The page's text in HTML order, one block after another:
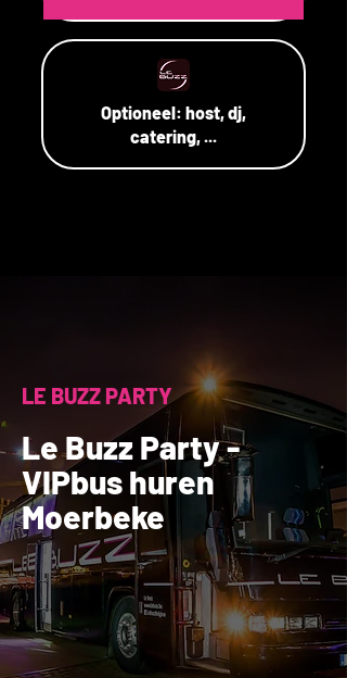
Optioneel: host, dj,
catering, ...
LE BUZZ PARTY
Le Buzz Party -
VIPbus huren
Moerbeke